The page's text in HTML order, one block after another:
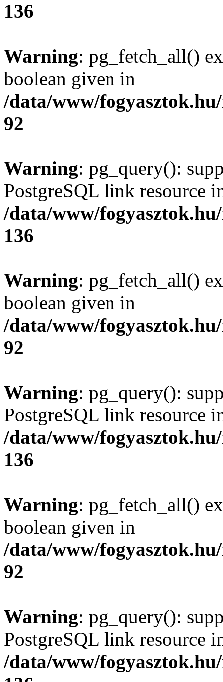
136
Warning: pg_fetch_all()
boolean given in
/data/www/
92
Warning: pg_query():
PostgreSQL link resource
/data/www/
136
Warning: pg_fetch_all()
boolean given in
/data/www/
92
Warning: pg_query():
PostgreSQL link resource
/data/www/
136
Warning: pg_fetch_all()
boolean given in
/data/www/
92
Warning: pg_query():
PostgreSQL link resource
/data/www/